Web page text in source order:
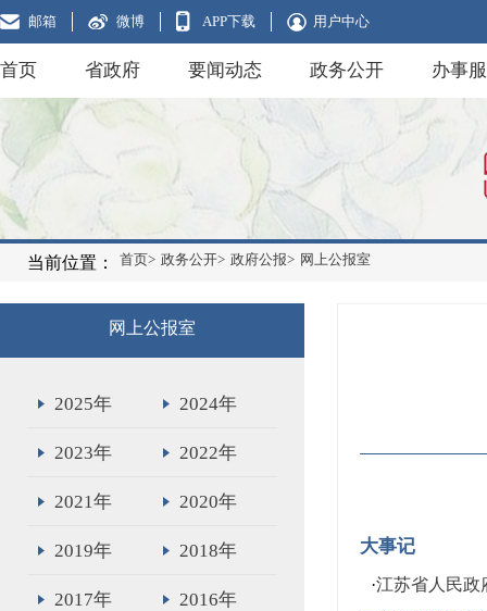
邮箱 微博 APP下载 用户中心
首页 省政府 要闻动态 政务公开 办事
当前位置： 首页> 政务公开> 政府公报> 网上公报室
网上公报室
2025年 2024年
2023年 2022年
2021年 2020年
2019年 2018年
2017年 2016年
大事记
·江苏省人民政